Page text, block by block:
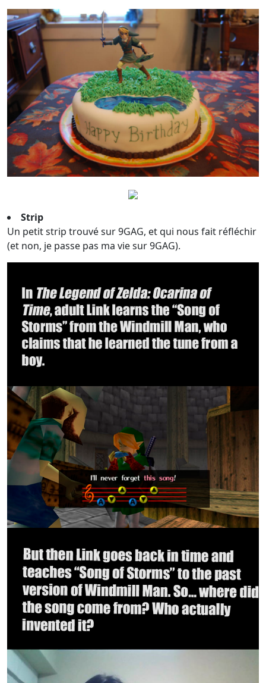
Strip
Un petit strip trouvé sur 9GAG, et qui nous fait réfléchir
(et non, je passe pas ma vie sur 9GAG).